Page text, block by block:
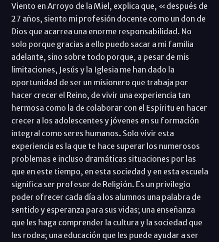
Viento en Arroyo de la Miel, explica que, «después de
27 años, siento mi profesión docente como un don de
Dios que acarrea una enorme responsabilidad. No
solo porque gracias a ello puedo sacar a mi familia
adelante, sino sobre todo porque, a pesar de mis
limitaciones, Jesús y la Iglesia me han dado la
oportunidad de ser un misionero que trabaja por
hacer crecer el Reino, de vivir una experiencia tan
hermosa como la de colaborar con el Espíritu en hacer
crecer a los adolescentes y jóvenes en su formación
integral como seres humanos. Solo vivir esta
experiencia es la que te hace superar los numerosos
problemas e incluso dramáticas situaciones por las
que en este tiempo, en esta sociedad y en esta escuela
significa ser profesor de Religión. Es un privilegio
poder ofrecer cada día a los alumnos una palabra de
sentido y esperanza para sus vidas; una enseñanza
que les haga comprender la cultura y la sociedad que
les rodea; una educación que les puede ayudar a ser